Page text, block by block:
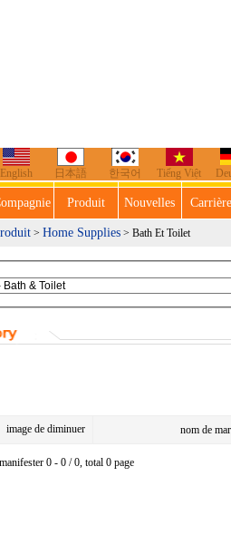
English 日本語 한국어 Tiếng Việt
Produit Nouvelles
> Home Supplies > Bath Et Toilet
image de diminuer nom de
manifester 0 - 0 / 0, total 0 page